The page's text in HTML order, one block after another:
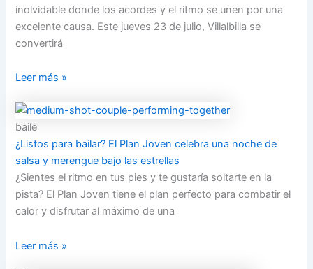
inolvidable donde los acordes y el ritmo se unen por una
excelente causa. Este jueves 23 de julio, Villalbilla se
convertirá
Leer más »
baile
¿Listos para bailar? El Plan Joven celebra una noche de
salsa y merengue bajo las estrellas
¿Sientes el ritmo en tus pies y te gustaría soltarte en la
pista? El Plan Joven tiene el plan perfecto para combatir el
calor y disfrutar al máximo de una
Leer más »